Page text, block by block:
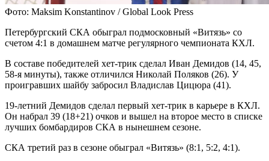
Фото: Maksim Konstantinov / Global Look Press
Петербургский СКА обыграл подмосковный «Витязь» со
счетом 4:1 в домашнем матче регулярного чемпионата КХЛ.
В составе победителей хет-трик сделал Иван Демидов (14, 45,
58-я минуты), также отличился Николай Поляков (26). У
проигравших шайбу забросил Владислав Цицюра (41).
19-летний Демидов сделал первый хет-трик в карьере в КХЛ.
Он набрал 39 (18+21) очков и вышел на второе место в списке
лучших бомбардиров СКА в нынешнем сезоне.
СКА третий раз в сезоне обыграл «Витязь» (8:1, 5:2, 4:1).